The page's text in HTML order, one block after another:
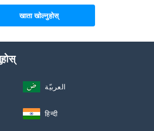
खाता खोल्नुहोस्
العربيّة
हिन्दी